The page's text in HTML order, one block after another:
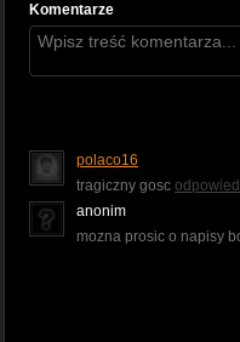
Komentarze
polaco16
tragiczny gosc
anonim
mozna prosic o napisy